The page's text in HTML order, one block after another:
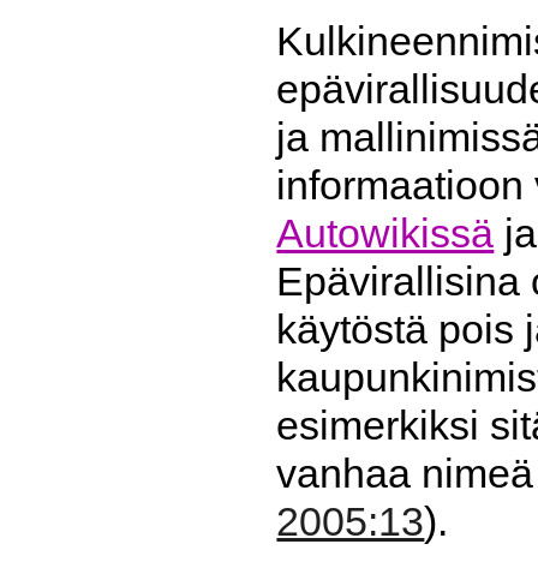
ja
Autowikissä
Epävirallisina
käytöstä pois
esimerkiksi
vanhaa
2005:13).